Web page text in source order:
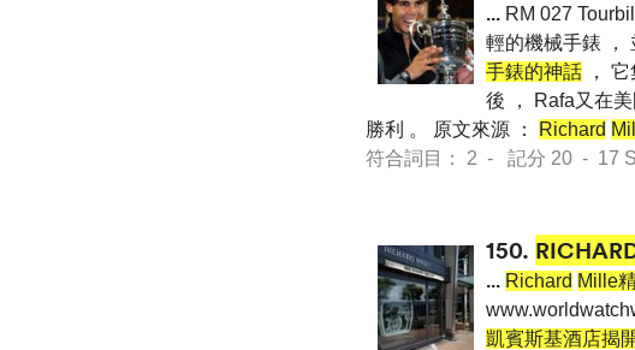
... RM 027
輕的機械手錶 ，
手錶的神話 ，
後 ， Rafa又在
勝利 。 原文來源 ：
Richard
符合詞目： 2 - 記分 20 - 17
150.
... Richard Mille
凱賓斯基酒店揭